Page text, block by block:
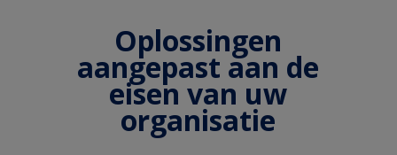
Oplossingen
aangepast aan de
eisen van uw
organisatie